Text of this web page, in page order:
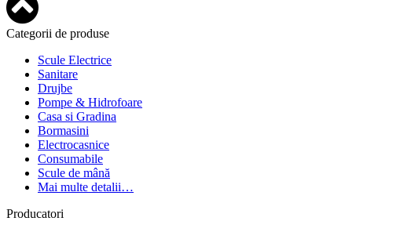
Categorii de produse
Scule Electrice
Sanitare
Drujbe
Pompe & Hidrofoare
Casa si Gradina
Bormasini
Electrocasnice
Consumabile
Scule de mână
Mai multe detalii…
Producatori